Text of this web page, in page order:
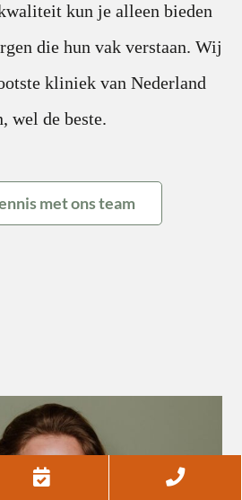
kun je alleen bieden
die hun vak verstaan. Wij
kliniek van Nederland
wel de beste.
met ons team